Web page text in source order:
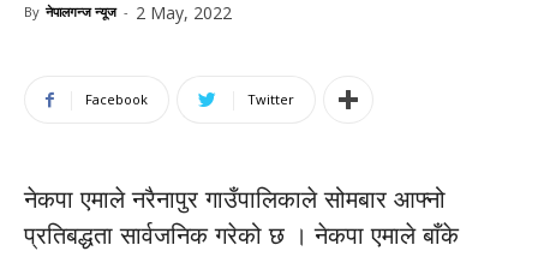
By नेपालगन्ज न्यूज - 2 May, 2022
Facebook Twitter
नेकपा एमाले नरैनापुर गाउँपालिकाले सोमबार आफ्नो
प्रतिबद्धता सार्वजनिक गरेको छ । नेकपा एमाले बाँके